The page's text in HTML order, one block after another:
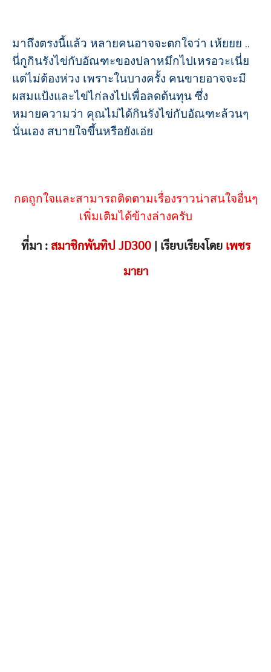
มาถึงตรงนี้แล้ว หลายคนอาจจะตกใจว่า เห้ยยย ..
นี่กูกินรังไข่กับอัณฑะของปลาหมึกไปเหรอวะเนี่ย
แต่ไม่ต้องห่วง เพราะในบางครั้ง คนขายอาจจะมี
ผสมแป้งและไข่ไก่ลงไปเพื่อลดต้นทุน ซึ่ง
หมายความว่า คุณไม่ได้กินรังไข่กับอัณฑะล้วนๆ
นั่นเอง สบายใจขึ้นหรือยังเอ่ย
กดถูกใจและสามารถติดตามเรื่องราวน่าสนใจอื่นๆ
เพิ่มเติมได้ข้างล่างครับ
ที่มา : สมาชิกพันทิป JD300| เรียบเรียงโดย เพชร
มายา